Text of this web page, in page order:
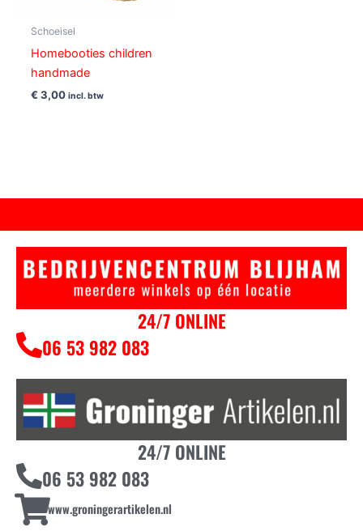
Schoeisel
Homebooties children
handmade
€ 3,00 incl. btw
24/7 ONLINE
06 53 982 083
24/7 ONLINE
06 53 982 083
www.groningerartikelen.nl